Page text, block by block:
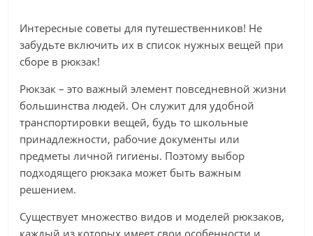
Интересные советы для путешественников! Не
забудьте включить их в список нужных вещей при
сборе в рюкзак!
Рюкзак – это важный элемент повседневной жизни
большинства людей. Он служит для удобной
транспортировки вещей, будь то школьные
принадлежности, рабочие документы или
предметы личной гигиены. Поэтому выбор
подходящего рюкзака может быть важным
решением.
Существует множество видов и моделей рюкзаков,
каждый из которых имеет свои особенности и